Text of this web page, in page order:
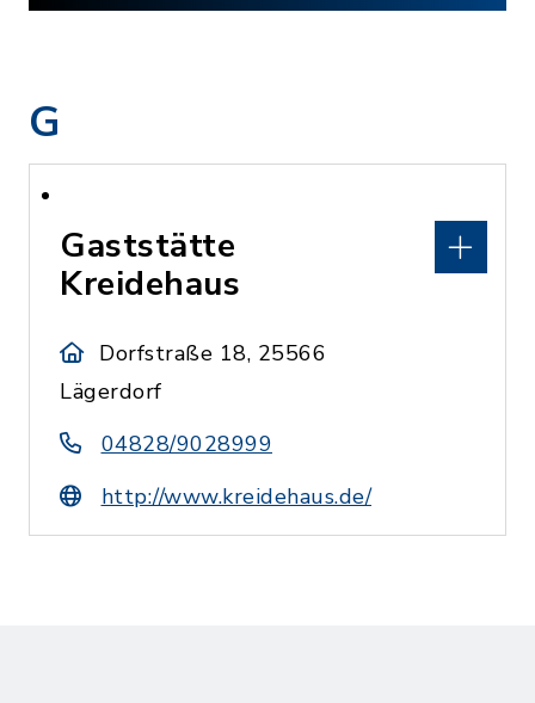
G
Gaststätte
Kreidehaus
Dorfstraße 18, 25566
Lägerdorf
04828/9028999
http://www.kreidehaus.de/